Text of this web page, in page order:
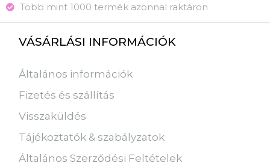
Több mint 1000 termék azonnal raktáron
VÁSÁRLÁSI INFORMÁCIÓK
Általános információk
Fizetés és szállítás
Visszaküldés
Tájékoztatók & szabályzatok
Általános Szerződési Feltételek